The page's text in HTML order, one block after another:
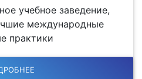
учебное заведение,
международные
практики